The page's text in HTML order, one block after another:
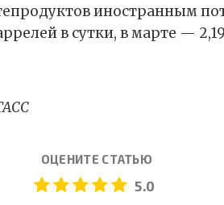
иностранным
в сутки, в марте —
ОЦЕНИТЕ СТАТЬЮ
5.0